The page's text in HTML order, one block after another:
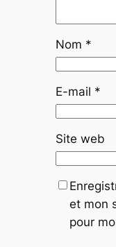
Nom *
E-mail *
Site web
et mon
pour